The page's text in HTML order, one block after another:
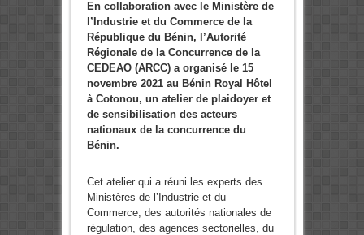
En collaboration avec le Ministère de
l’Industrie et du Commerce de la
République du Bénin, l’Autorité
Régionale de la Concurrence de la
CEDEAO (ARCC) a organisé le 15
novembre 2021 au Bénin Royal Hôtel
à Cotonou, un atelier de plaidoyer et
de sensibilisation des acteurs
nationaux de la concurrence du
Bénin.
Cet atelier qui a réuni les experts des
Ministères de l’Industrie et du
Commerce, des autorités nationales de
régulation, des agences sectorielles, du